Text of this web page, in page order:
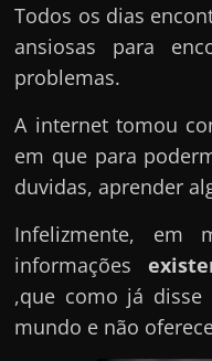
s
c
o
m
o
?
Todos os dias
ansiosas para
problemas.
A internet tomou
em que para
duvidas, aprender
Infelizmente, em
informações
,que como já disse
mundo e não